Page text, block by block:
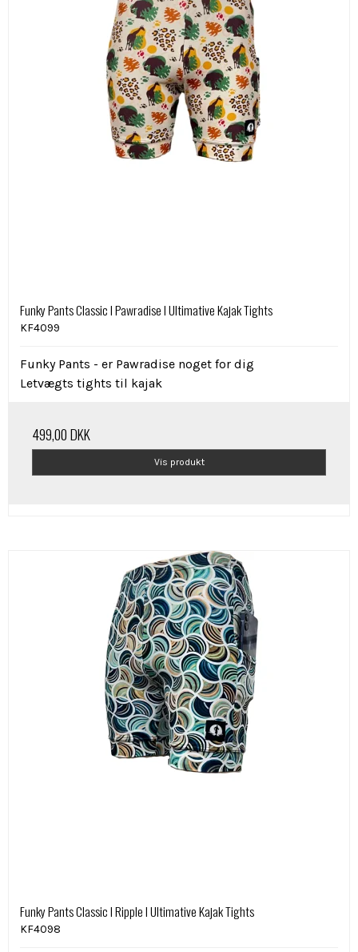
Funky Pants Classic I Pawradise I Ultimative Kajak Tights
KF4099
Funky Pants - er Pawradise noget for dig
Letvægts tights til kajak
499,00 DKK
Vis produkt
Funky Pants Classic I Ripple I Ultimative Kajak Tights
KF4098